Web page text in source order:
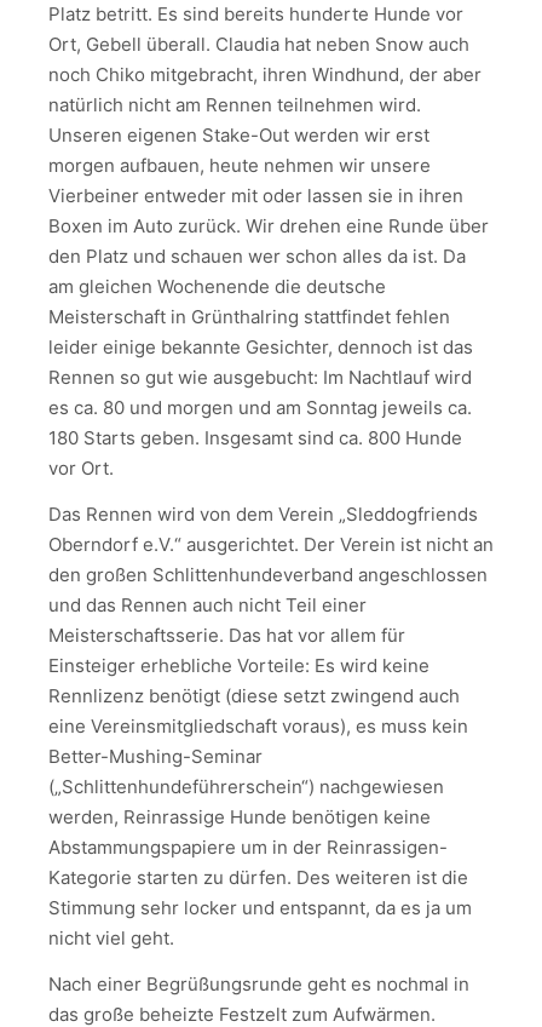
Platz betritt. Es sind bereits hunderte Hunde vor
Ort, Gebell überall. Claudia hat neben Snow auch
noch Chiko mitgebracht, ihren Windhund, der aber
natürlich nicht am Rennen teilnehmen wird.
Unseren eigenen Stake-Out werden wir erst
morgen aufbauen, heute nehmen wir unsere
Vierbeiner entweder mit oder lassen sie in ihren
Boxen im Auto zurück. Wir drehen eine Runde über
den Platz und schauen wer schon alles da ist. Da
am gleichen Wochenende die deutsche
Meisterschaft in Grünthalring stattfindet fehlen
leider einige bekannte Gesichter, dennoch ist das
Rennen so gut wie ausgebucht: Im Nachtlauf wird
es ca. 80 und morgen und am Sonntag jeweils ca.
180 Starts geben. Insgesamt sind ca. 800 Hunde
vor Ort.
Das Rennen wird von dem Verein „Sleddogfriends
Oberndorf e.V.“ ausgerichtet. Der Verein ist nicht an
den großen Schlittenhundeverband angeschlossen
und das Rennen auch nicht Teil einer
Meisterschaftsserie. Das hat vor allem für
Einsteiger erhebliche Vorteile: Es wird keine
Rennlizenz benötigt (diese setzt zwingend auch
eine Vereinsmitgliedschaft voraus), es muss kein
Better-Mushing-Seminar
(„Schlittenhundeführerschein“) nachgewiesen
werden, Reinrassige Hunde benötigen keine
Abstammungspapiere um in der Reinrassigen-
Kategorie starten zu dürfen. Des weiteren ist die
Stimmung sehr locker und entspannt, da es ja um
nicht viel geht.
Nach einer Begrüßungsrunde geht es nochmal in
das große beheizte Festzelt zum Aufwärmen.